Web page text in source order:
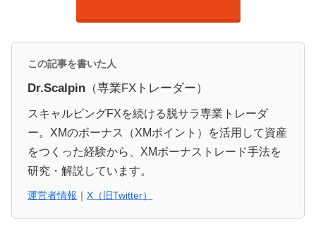
この記事を書いた人
Dr.Scalpin （専業FXトレーダー）
スキャルピングFXを続ける脱サラ専業トレーダ
ー。XMのボーナス（XMポイント）を活用して資産
をつくった経験から、XMボーナストレード手法を
研究・解説しています。
運営者情報 ｜X（旧Twitter）